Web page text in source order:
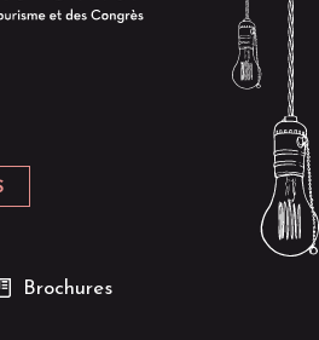
la-Lys
Brochures